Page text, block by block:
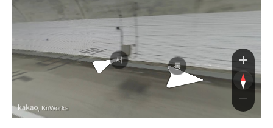
경부고속
경부고속
서
동
, KnWorks